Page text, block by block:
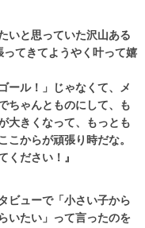
いと思っていた沢山ある
てきてようやく叶って嬉
ール！」じゃなくて、メ
ちゃんとものにして、も
大きくなって、もっとも
こからが頑張り時だな。
ください！』
ビューで「小さい子から
いたい」って言ったのを